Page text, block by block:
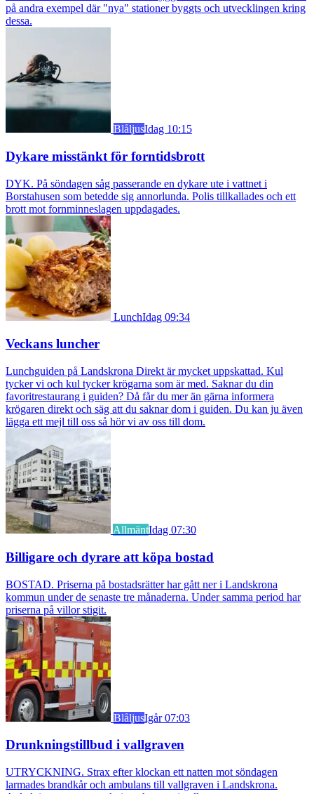
på andra exempel där "nya" stationer byggts och utvecklingen kring
dessa.
BlåljusIdag 10:15
Dykare misstänkt för forntidsbrott
DYK. På söndagen såg passerande en dykare ute i vattnet i
Borstahusen som betedde sig annorlunda. Polis tillkallades och ett
brott mot fornminneslagen uppdagades.
LunchIdag 09:34
Veckans luncher
Lunchguiden på Landskrona Direkt är mycket uppskattad. Kul
tycker vi och kul tycker krögarna som är med. Saknar du din
favoritrestaurang i guiden? Då får du mer än gärna informera
krögaren direkt och säg att du saknar dom i guiden. Du kan ju även
lägga ett mejl till oss så hör vi av oss till dom.
AllmäntIdag 07:30
Billigare och dyrare att köpa bostad
BOSTAD. Priserna på bostadsrätter har gått ner i Landskrona
kommun under de senaste tre månaderna. Under samma period har
priserna på villor stigit.
BlåljusIgår 07:03
Drunkningstillbud i vallgraven
UTRYCKNING. Strax efter klockan ett natten mot söndagen
larmades brandkår och ambulans till vallgraven i Landskrona.